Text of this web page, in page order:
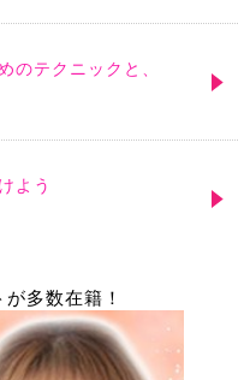
のテクニックと、
よう
多数在籍！